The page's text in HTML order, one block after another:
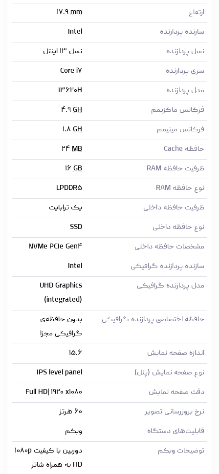
ارتفاع
۱۷.۹ mm
سازنده پردازنده
Intel
نسل پردازنده
نسل ۱۳ اینتل
سری پردازنده
Core i۷
مدل پردازنده
۱۳۶۲۰H
فرکانس ماکزیمم
۴.۹ GH
فرکانس مینیمم
۱.۸ GH
حافظه Cache
۲۴ MB
ظرفیت حافظه RAM
۱۶ GB
نوع حافظه RAM
LPDDR۵
ظرفیت حافظه داخلی
یک ترابایت
نوع حافظه داخلی
SSD
مشخصات حافظه داخلی
NVMe PCIe Gen۴
سازنده پردازنده گرافیکی
Intel
مدل پردازنده گرافیکی
UHD Graphics
(integrated)
حافظه اختصاصی پردازنده گرافیکی
بدون حافظه‌ی
گرافیکی مجزا
اندازه صفحه نمایش
۱۵.۶
نوع صفحه نمایش (پنل)
IPS level panel
دقت صفحه نمایش
Full HD| ۱۹۲۰ x۱۰۸۰
نرخ بروزرسانی تصویر
۶۰ هرتز
قابلیت‌های دستگاه
وبکم
توضیحات وبکم
دوربین با کیفیت ۱۰۸۰p
HD به همراه شاتر